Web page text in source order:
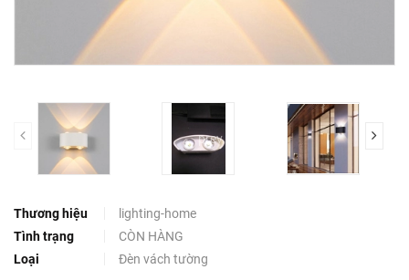
prev
Thương hiệu
lighting-home
Tình trạng
CÒN HÀNG
Loại
Đèn vách tường